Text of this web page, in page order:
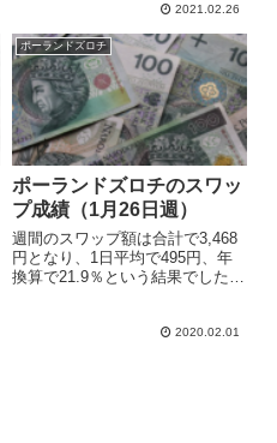
して2月10日に4.470をつけまし
たが、少し戻して19日の終値は
4.485でした。23日にはポーラン
ドの1月の失業率が...
2021.02.26
ポーランドズロチ
ポーランドズロチのスワッ
プ成績（1月26日週）
週間のスワップ額は合計で3,468
円となり、1日平均で495円、年
換算で21.9％という結果でした。
たポジションがあったことを加味
2020.02.01